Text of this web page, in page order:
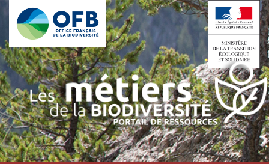
Aller au contenu principal